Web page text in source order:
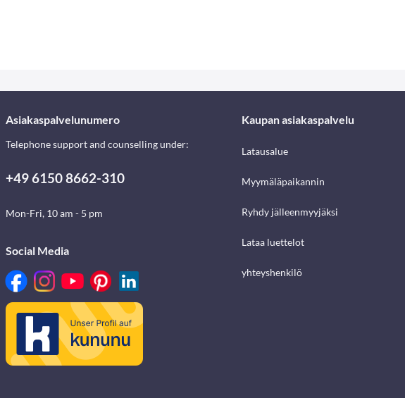
Asiakaspalvelunumero
Telephone support and counselling under:
+49 6150 8662-310
Mon-Fri, 10 am - 5 pm
Social Media
Kaupan asiakaspalvelu
Latausalue
Myymäläpaikannin
Ryhdy jälleenmyyjäksi
Lataa luettelot
yhteyshenkilö